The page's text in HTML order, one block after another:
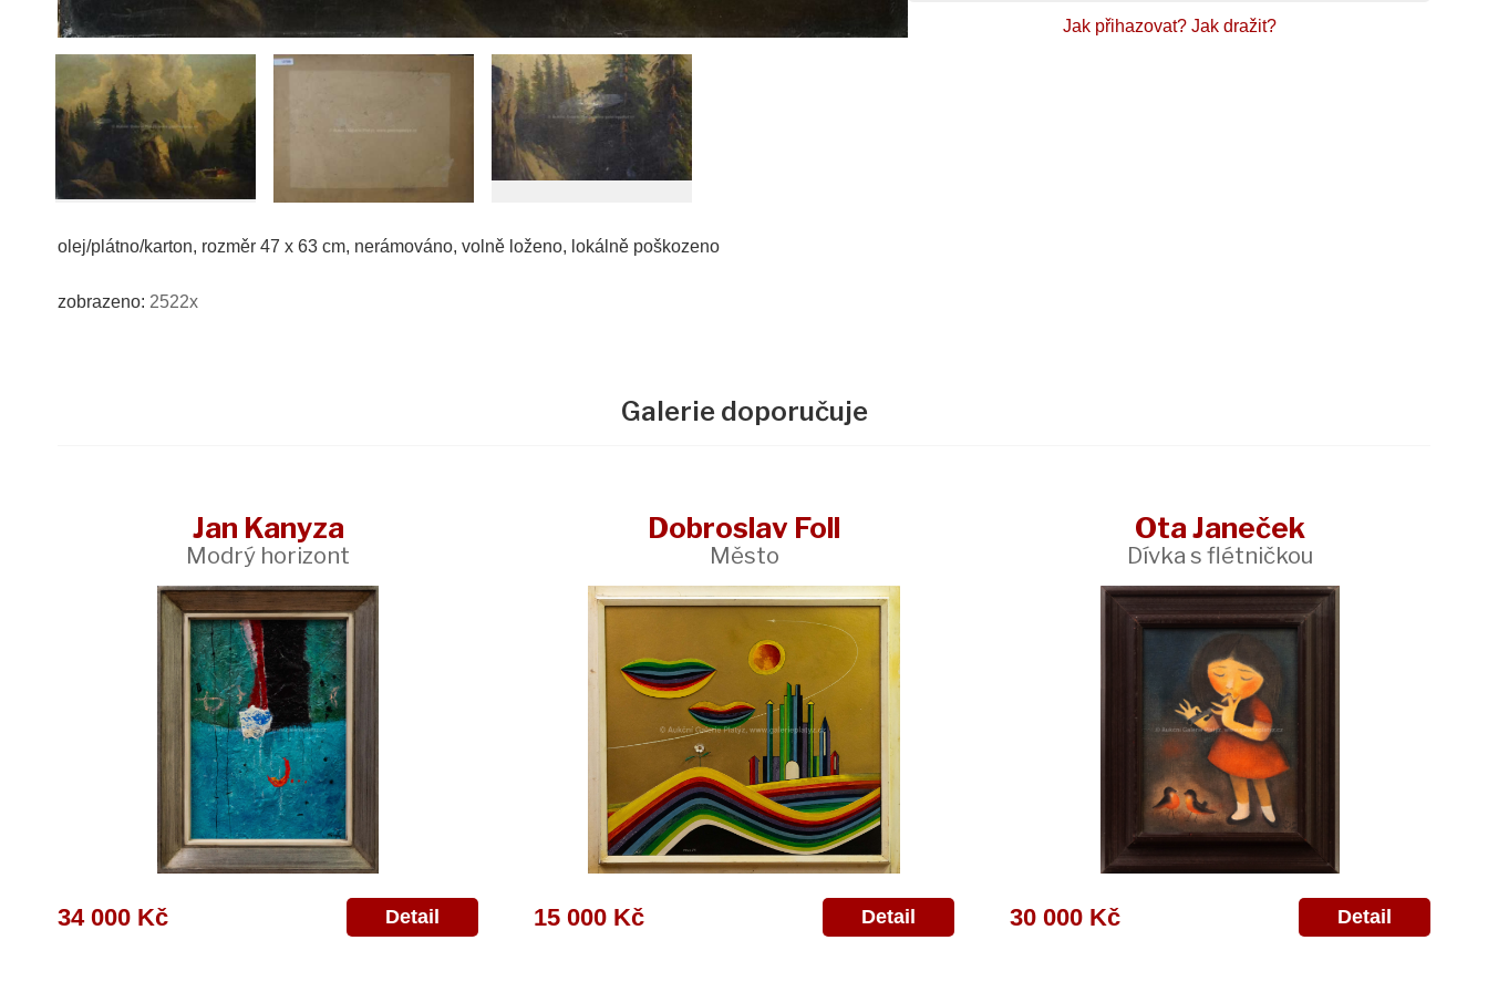
olej/plátno/karton, rozměr 47 x 63 cm, nerámováno, volně loženo, lokálně poškozeno
zobrazeno: 2522x
Jak přihazovat? Jak dražit?
Galerie doporučuje
Jan Kanyza
Modrý horizont
34 000 Kč Detail
Dobroslav Foll
Město
15 000 Kč Detail
Ota Janeček
Dívka s flétničkou
30 000 Kč Detail